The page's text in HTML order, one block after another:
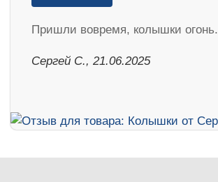
Пришли вовремя, колышки огонь.
Сергей С., 21.06.2025